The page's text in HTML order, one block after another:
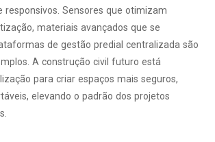
responsivos. Sensores que otimizam
materiais avançados que se
de gestão predial centralizada são
A construção civil futuro está
para criar espaços mais seguros,
elevando o padrão dos projetos